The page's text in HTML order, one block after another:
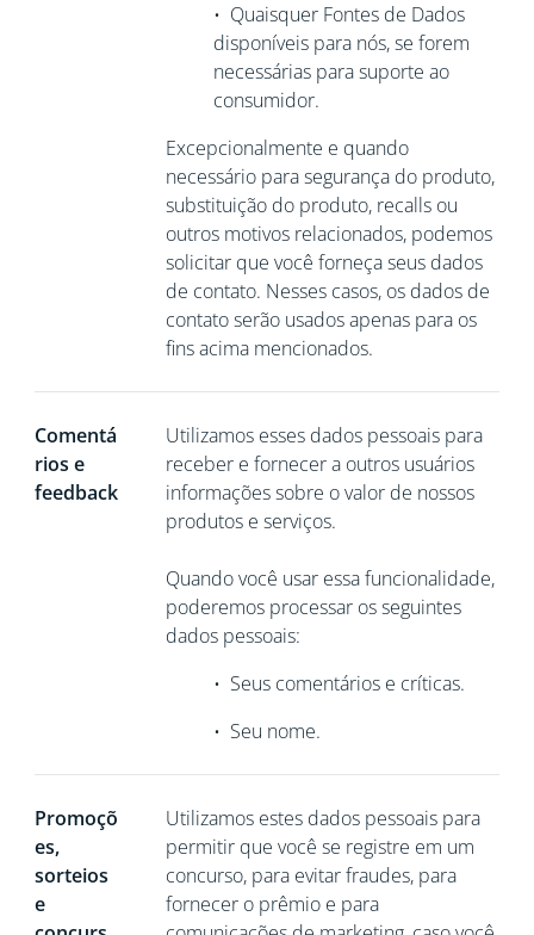
• Quaisquer Fontes de Dados
disponíveis para nós, se forem
necessárias parasuporte ao
consumidor.
Excepcionalmente e quando
necessário para segurança do produto,
substituição do produto, recalls ou
outros motivos relacionados, podemos
solicitar que você forneça seus dados
de contato. Nesses casos, os dados de
contato serão usados apenas para os
fins acima mencionados.
Comentá
rios e
feedback
Utilizamos esses dados pessoais para
receber e fornecer a outros usuários
informações sobre o valor de nossos
produtos e serviços.
Quando você usar essa funcionalidade,
poderemos processar os seguintes
dados pessoais:
• Seus comentários e críticas.
• Seu nome.
Promoçõ
es,
sorteios
e
Utilizamos estes dados pessoais para
permitir que você se registre em um
concurso, para evitar fraudes, para
fornecer o prêmio e para